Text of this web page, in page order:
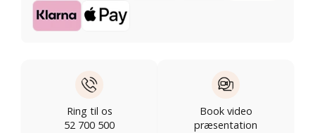
Ring til os
52 700 500
Book video
præsentation